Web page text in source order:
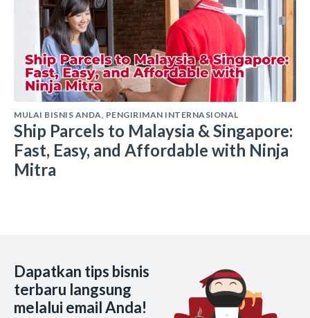
MULAI BISNIS ANDA PENGIRIMAN INTERNASIONAL
Ship Parcels to Malaysia & Singapore:
Fast, Easy, and Affordable with Ninja
Mitra
Dapatkan tips bisnis
terbaru langsung
melalui email Anda!